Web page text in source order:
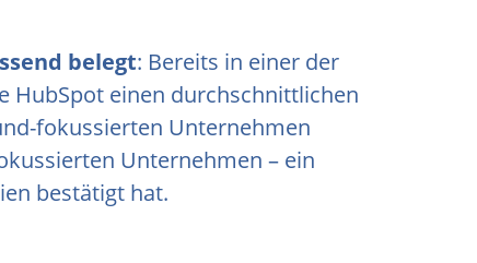
belegt: Bereits in einer der
HubSpot einen durchschnittlichen
fokussierten Unternehmen
Unternehmen – ein
bestätigt hat.